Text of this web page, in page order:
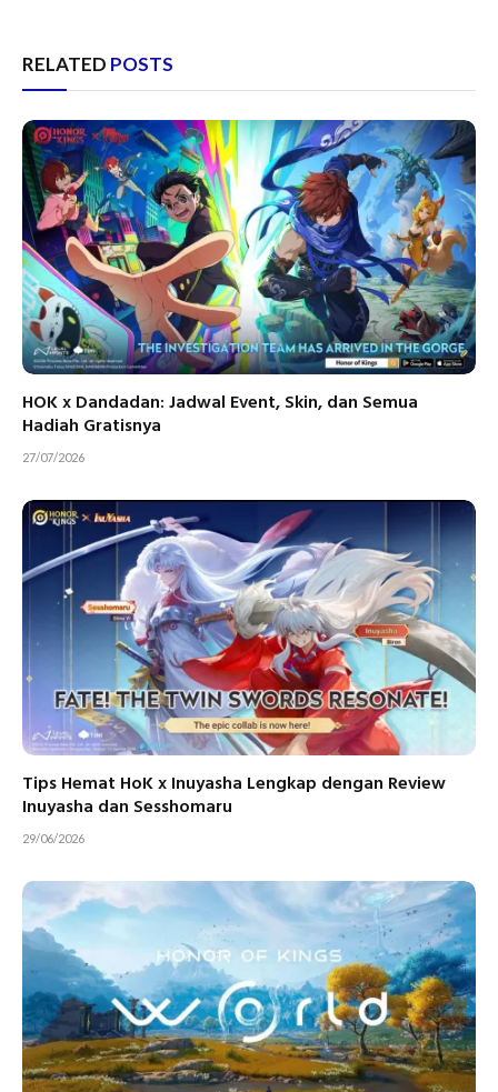
RELATED POSTS
HOK x Dandadan: Jadwal Event, Skin, dan Semua
Hadiah Gratisnya
27/07/2026
Tips Hemat HoK x Inuyasha Lengkap dengan Review
Inuyasha dan Sesshomaru
29/06/2026